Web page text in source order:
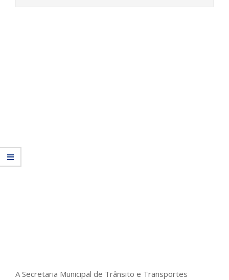
A Secretaria Municipal de Trânsito e Transportes